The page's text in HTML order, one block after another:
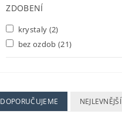
ZDOBENÍ
krystaly (2)
bez ozdob (21)
DOPORUČUJEME NEJLEVNĚJŠÍ